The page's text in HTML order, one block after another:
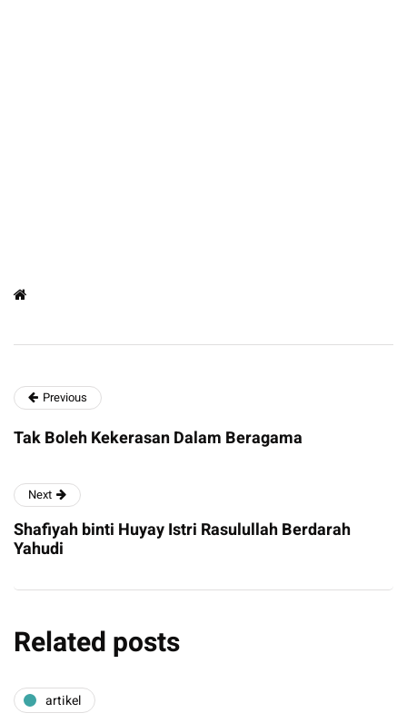
Previous
Tak Boleh Kekerasan Dalam Beragama
Next
Shafiyah binti Huyay Istri Rasulullah Berdarah
Yahudi
Related posts
artikel